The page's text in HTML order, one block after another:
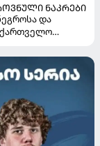
ᲜᲐᲙᲠᲔᲑᲘ
და